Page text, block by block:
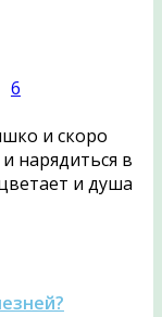
6
и скоро
нарядиться в
и душа